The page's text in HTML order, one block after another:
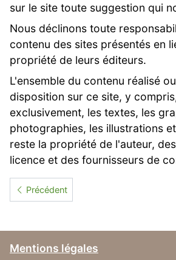
sur le site toute suggestion qui
Nous déclinons toute
contenu des sites présentés en
propriété de leurs éditeurs.
L'ensemble du contenu réalisé
disposition sur ce site, y
exclusivement, les textes, les
photographies, les illustrations
reste la propriété de l'auteur,
licence et des fournisseurs de
Article précédent : Formations
Précédent
Mentions légales